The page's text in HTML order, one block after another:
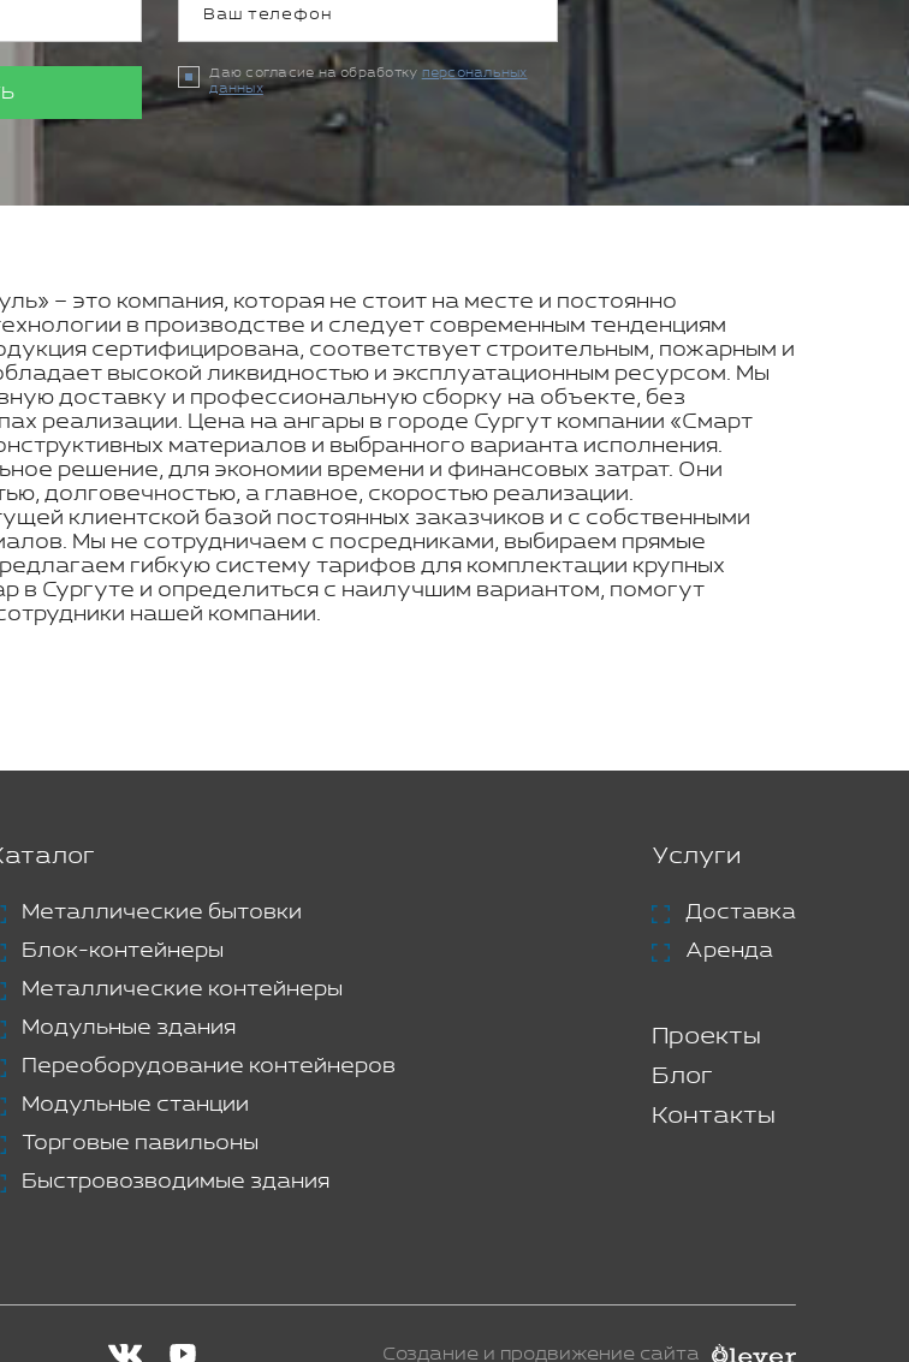
Даю согласие на обработку персональных
данных
– это компания, которая не стоит на месте и постоянно
в производстве и следует современным тенденциям
сертифицирована, соответствует строительным, пожарным и
высокой ликвидностью и эксплуатационным ресурсом. Мы
доставку и профессиональную сборку на объекте, без
реализации. Цена на ангары в городе Сургут компании «Смарт
материалов и выбранного варианта исполнения.
решение, для экономии времени и финансовых затрат. Они
долговечностью, а главное, скоростью реализации.
клиентской базой постоянных заказчиков и с собственными
Мы не сотрудничаем с посредниками, выбираем прямые
гибкую систему тарифов для комплектации крупных
в Сургуте и определиться с наилучшим вариантом, помогут
нашей компании.
Металлические бытовки
Блок-контейнеры
Металлические контейнеры
Модульные здания
Переоборудование контейнеров
Модульные станции
Торговые павильоны
Быстровозводимые здания
Услуги
Доставка
Аренда
Проекты
Блог
Контакты
Создание и продвижение сайта